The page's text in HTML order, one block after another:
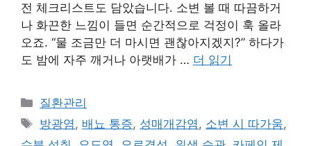
전 체크리스트도 담았습니다. 소변 볼 때 따끔하거
나 화끈한 느낌이 들면 순간적으로 걱정이 훅 올라
오죠. “물 조금만 더 마시면 괜찮아지겠지?” 하다가
도 밤에 자주 깨거나 아랫배가 … 더 읽기
카
테
질환관리
태
그
방광염, 배뇨 통증, 성매개감염, 소변 시 따가움,